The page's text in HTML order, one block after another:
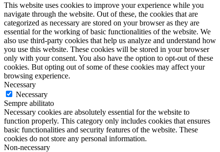
This website uses cookies to improve your experience while you
navigate through the website. Out of these, the cookies that are
categorized as necessary are stored on your browser as they are
essential for the working of basic functionalities of the website. We
also use third-party cookies that help us analyze and understand how
you use this website. These cookies will be stored in your browser
only with your consent. You also have the option to opt-out of these
cookies. But opting out of some of these cookies may affect your
browsing experience.
Necessary
Necessary
Sempre abilitato
Necessary cookies are absolutely essential for the website to
function properly. This category only includes cookies that ensures
basic functionalities and security features of the website. These
cookies do not store any personal information.
Non-necessary